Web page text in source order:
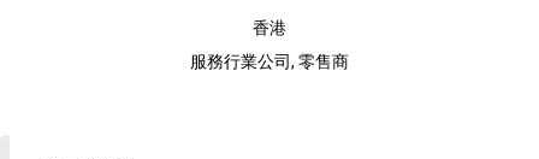
香港
服務行業公司, 零售商